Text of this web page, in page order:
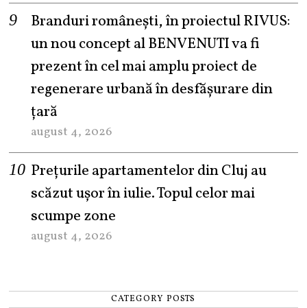
Branduri românești, în proiectul RIVUS:
un nou concept al BENVENUTI va fi
prezent în cel mai amplu proiect de
regenerare urbană în desfășurare din
țară
august 4, 2026
Prețurile apartamentelor din Cluj au
scăzut ușor în iulie. Topul celor mai
scumpe zone
august 4, 2026
CATEGORY POSTS